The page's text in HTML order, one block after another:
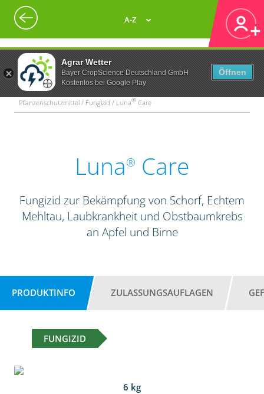
Agrar Wetter
Bayer CropScience Deutschland GmbH
Kostenlos bei Google Play
Öffnen
A-Z
Pflanzenschutzmittel / Fungizid / Luna® Care
Luna® Care
Fungizid zur Bekämpfung von Schorf, Echtem
Mehltau, Laubkrankheit und Obstbaumkrebs
an Apfel und Birne
PRODUKTINFO ZULASSUNGSAUFLAGEN
FUNGIZID
6 kg